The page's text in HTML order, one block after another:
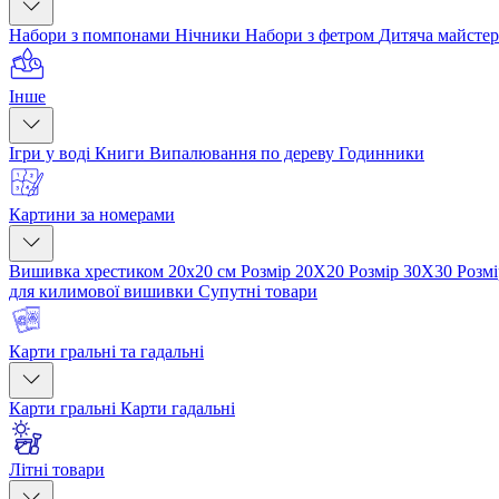
Набори з помпонами Нічники Набори з фетром Дитяча
Інше
Ігри у воді Книги Випалювання по дереву Годинники
Картини за номерами
Вишивка хрестиком 20х20 см Розмір 20Х20 Розмір 30Х30
для килимової вишивки Супутні товари
Карти гральні та гадальні
Карти гральні Карти гадальні
Літні товари